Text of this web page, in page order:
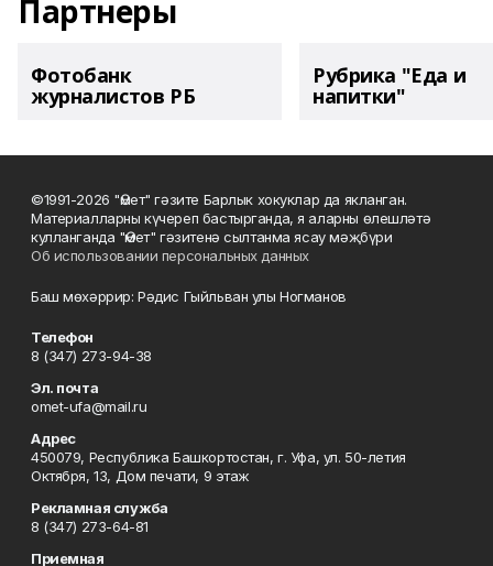
Партнеры
Фотобанк
журналистов РБ
Рубрика "Еда и
напитки"
©1991-2026 "Өмет" гәзите Барлык хокуклар да якланган.
Материалларны күчереп бастырганда, я аларны өлешләтә
кулланганда "Өмет" гәзитенә сылтанма ясау мәҗбүри
Об использовании персональных данных
Баш мөхәррир: Рәдис Гыйльван улы Ногманов
Телефон
8 (347) 273-94-38
Эл. почта
omet-ufa@mail.ru
Адрес
450079, Республика Башкортостан, г. Уфа, ул. 50-летия
Октября, 13, Дом печати, 9 этаж
Рекламная служба
8 (347) 273-64-81
Приемная